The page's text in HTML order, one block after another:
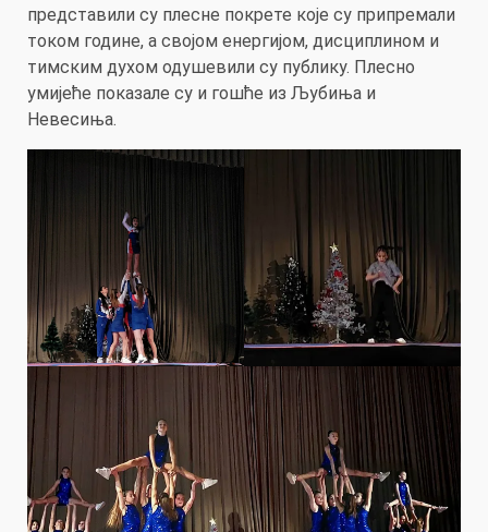
представили су плесне покрете које су припремали
током године, а својом енергијом, дисциплином и
тимским духом одушевили су публику. Плесно
умијеће показале су и гошће из Љубиња и
Невесиња.